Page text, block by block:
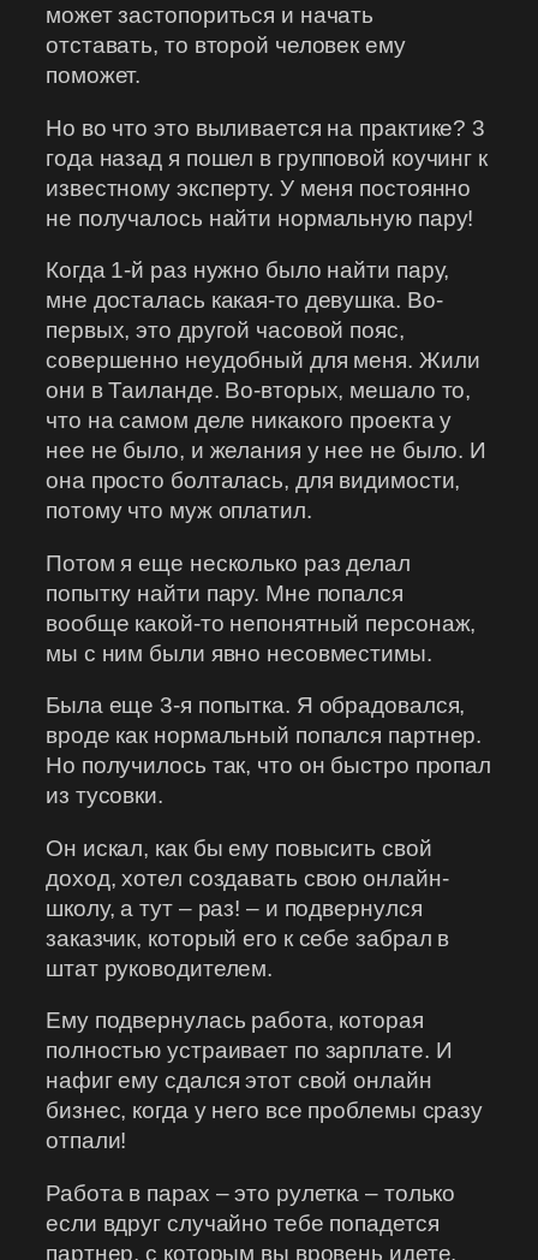
может застопориться и начать
отставать, то второй человек ему
поможет.
Но во что это выливается на практике? 3
года назад я пошел в групповой коучинг к
известному эксперту. У меня постоянно
не получалось найти нормальную пару!
Когда 1-й раз нужно было найти пару,
мне досталась какая-то девушка. Во-
первых, это другой часовой пояс,
совершенно неудобный для меня. Жили
они в Таиланде. Во-вторых, мешало то,
что на самом деле никакого проекта у
нее не было, и желания у нее не было. И
она просто болталась, для видимости,
потому что муж оплатил.
Потом я еще несколько раз делал
попытку найти пару. Мне попался
вообще какой-то непонятный персонаж,
мы с ним были явно несовместимы.
Была еще 3-я попытка. Я обрадовался,
вроде как нормальный попался партнер.
Но получилось так, что он быстро пропал
из тусовки.
Он искал, как бы ему повысить свой
доход, хотел создавать свою онлайн-
школу, а тут – раз! – и подвернулся
заказчик, который его к себе забрал в
штат руководителем.
Ему подвернулась работа, которая
полностью устраивает по зарплате. И
нафиг ему сдался этот свой онлайн
бизнес, когда у него все проблемы сразу
отпали!
Работа в парах – это рулетка – только
если вдруг случайно тебе попадется
партнер, с которым вы вровень идете.